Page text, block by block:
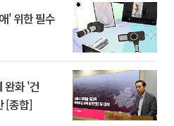
' 위한 필수
완화 '건
[종합]